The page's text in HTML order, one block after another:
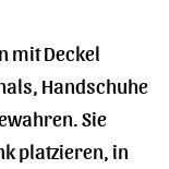
mit Deckel
Handschuhe
Sie
platzieren, in